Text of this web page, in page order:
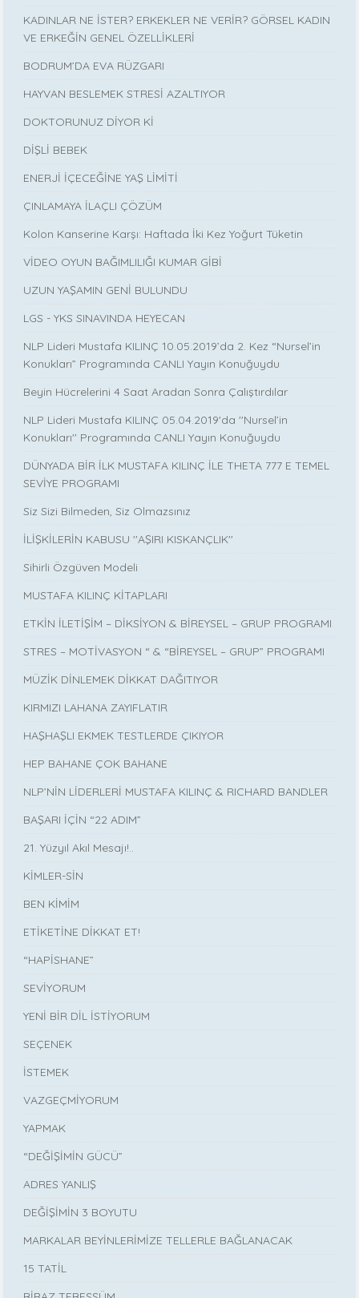
KADINLAR NE İSTER? ERKEKLER NE VERİR? GÖRSEL KADIN
VE ERKEĞİN GENEL ÖZELLİKLERİ
BODRUM’DA EVA RÜZGARI
HAYVAN BESLEMEK STRESİ AZALTIYOR
DOKTORUNUZ DİYOR Kİ
DİŞLİ BEBEK
ENERJİ İÇECEĞİNE YAŞ LİMİTİ
ÇINLAMAYA İLAÇLI ÇÖZÜM
Kolon Kanserine Karşı: Haftada İki Kez Yoğurt Tüketin
VİDEO OYUN BAĞIMLILIĞI KUMAR GİBİ
UZUN YAŞAMIN GENİ BULUNDU
LGS - YKS SINAVINDA HEYECAN
NLP Lideri Mustafa KILINÇ 10.05.2019’da 2. Kez “Nursel’in
Konukları” Programında CANLI Yayın Konuğuydu
Beyin Hücrelerini 4 Saat Aradan Sonra Çalıştırdılar
NLP Lideri Mustafa KILINÇ 05.04.2019'da ''Nursel’in
Konukları'' Programında CANLI Yayın Konuğuydu
DÜNYADA BİR İLK MUSTAFA KILINÇ İLE THETA 777 E TEMEL
SEVİYE PROGRAMI
Siz Sizi Bilmeden, Siz Olmazsınız
İLİŞKİLERİN KABUSU ''AŞIRI KISKANÇLIK''
Sihirli Özgüven Modeli
MUSTAFA KILINÇ KİTAPLARI
ETKİN İLETİŞİM – DİKSİYON & BİREYSEL – GRUP PROGRAMI
STRES – MOTİVASYON “ & “BİREYSEL – GRUP” PROGRAMI
MÜZİK DİNLEMEK DİKKAT DAĞITIYOR
KIRMIZI LAHANA ZAYIFLATIR
HAŞHAŞLI EKMEK TESTLERDE ÇIKIYOR
HEP BAHANE ÇOK BAHANE
NLP’NİN LİDERLERİ MUSTAFA KILINÇ & RICHARD BANDLER
BAŞARI İÇİN “22 ADIM”
21. Yüzyıl Akıl Mesajı!..
KİMLER-SİN
BEN KİMİM
ETİKETİNE DİKKAT ET!
“HAPİSHANE”
SEVİYORUM
YENİ BİR DİL İSTİYORUM
SEÇENEK
İSTEMEK
VAZGEÇMİYORUM
YAPMAK
“DEĞİŞİMİN GÜCÜ”
ADRES YANLIŞ
DEĞİŞİMİN 3 BOYUTU
MARKALAR BEYİNLERİMİZE TELLERLE BAĞLANACAK
15 TATİL